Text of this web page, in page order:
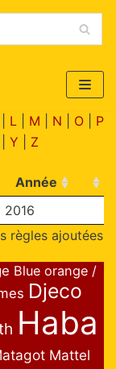
L M N O
P
Y Z
Année
2016
règles ajoutées
Blue orange /
Djeco
Haba
Mattel